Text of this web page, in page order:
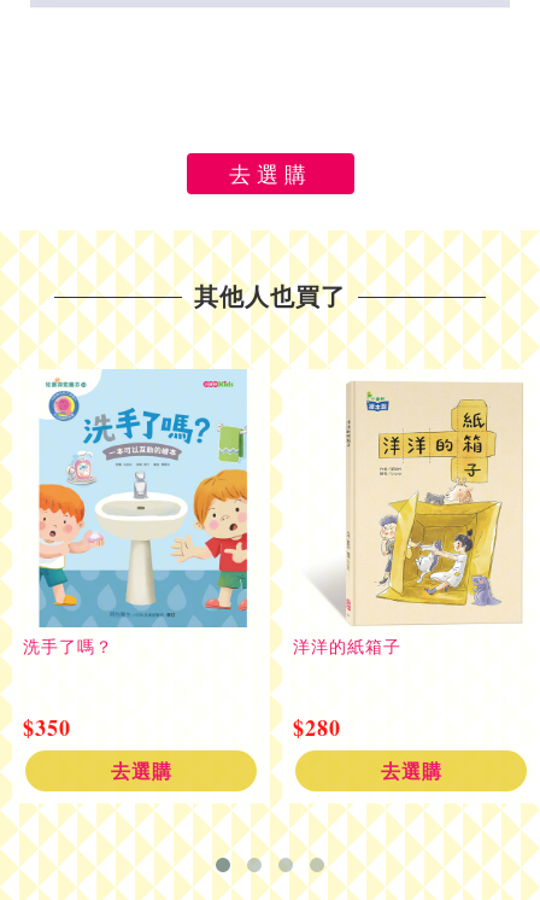
去選購
其他人也買了
洗手了嗎？
$350
去選購
洋洋的紙箱子
$280
去選購